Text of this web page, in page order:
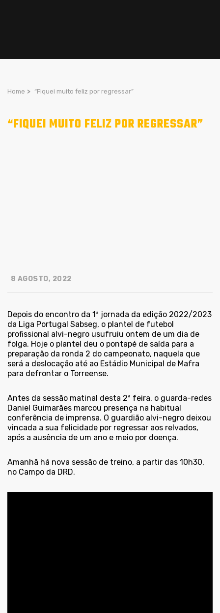
Home > “Fiquei muito feliz por regressar”
“FIQUEI MUITO FELIZ POR REGRESSAR”
8 AGOSTO, 2022
Depois do encontro da 1ª jornada da edição 2022/2023
da Liga Portugal Sabseg, o plantel de futebol
profissional alvi-negro usufruiu ontem de um dia de
folga. Hoje o plantel deu o pontapé de saída para a
preparação da ronda 2 do campeonato, naquela que
será a deslocação até ao Estádio Municipal de Mafra
para defrontar o Torreense.
Antes da sessão matinal desta 2ª feira, o guarda-redes
Daniel Guimarães marcou presença na habitual
conferência de imprensa. O guardião alvi-negro deixou
vincada a sua felicidade por regressar aos relvados,
após a ausência de um ano e meio por doença.
Amanhã há nova sessão de treino, a partir das 10h30,
no Campo da DRD.